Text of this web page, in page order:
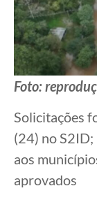
Foto:
Solicitações
(24) no
aos
aprovados